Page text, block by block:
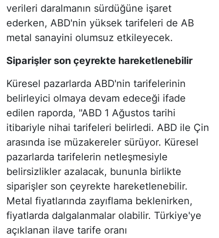
verileri daralmanın sürdüğüne işaret
ederken, ABD'nin yüksek tarifeleri de AB
metal sanayini olumsuz etkileyecek.
Siparişler son çeyrekte hareketlenebilir
Küresel pazarlarda ABD'nin tarifelerinin
belirleyici olmaya devam edeceği ifade
edilen raporda, "ABD 1 Ağustos tarihi
itibariyle nihai tarifeleri belirledi. ABD ile Çin
arasında ise müzakereler sürüyor. Küresel
pazarlarda tarifelerin netleşmesiyle
belirsizlikler azalacak, bununla birlikte
siparişler son çeyrekte hareketlenebilir.
Metal fiyatlarında zayıflama beklenirken,
fiyatlarda dalgalanmalar olabilir. Türkiye'ye
açıklanan ilave tarife oranı